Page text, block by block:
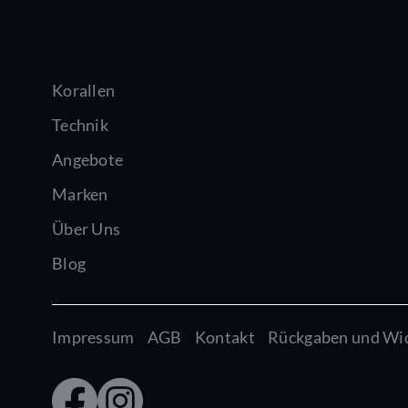
Korallen
Technik
Angebote
Marken
Über Uns
Blog
Impressum AGB Kontakt Rückgaben und
FacebInsta